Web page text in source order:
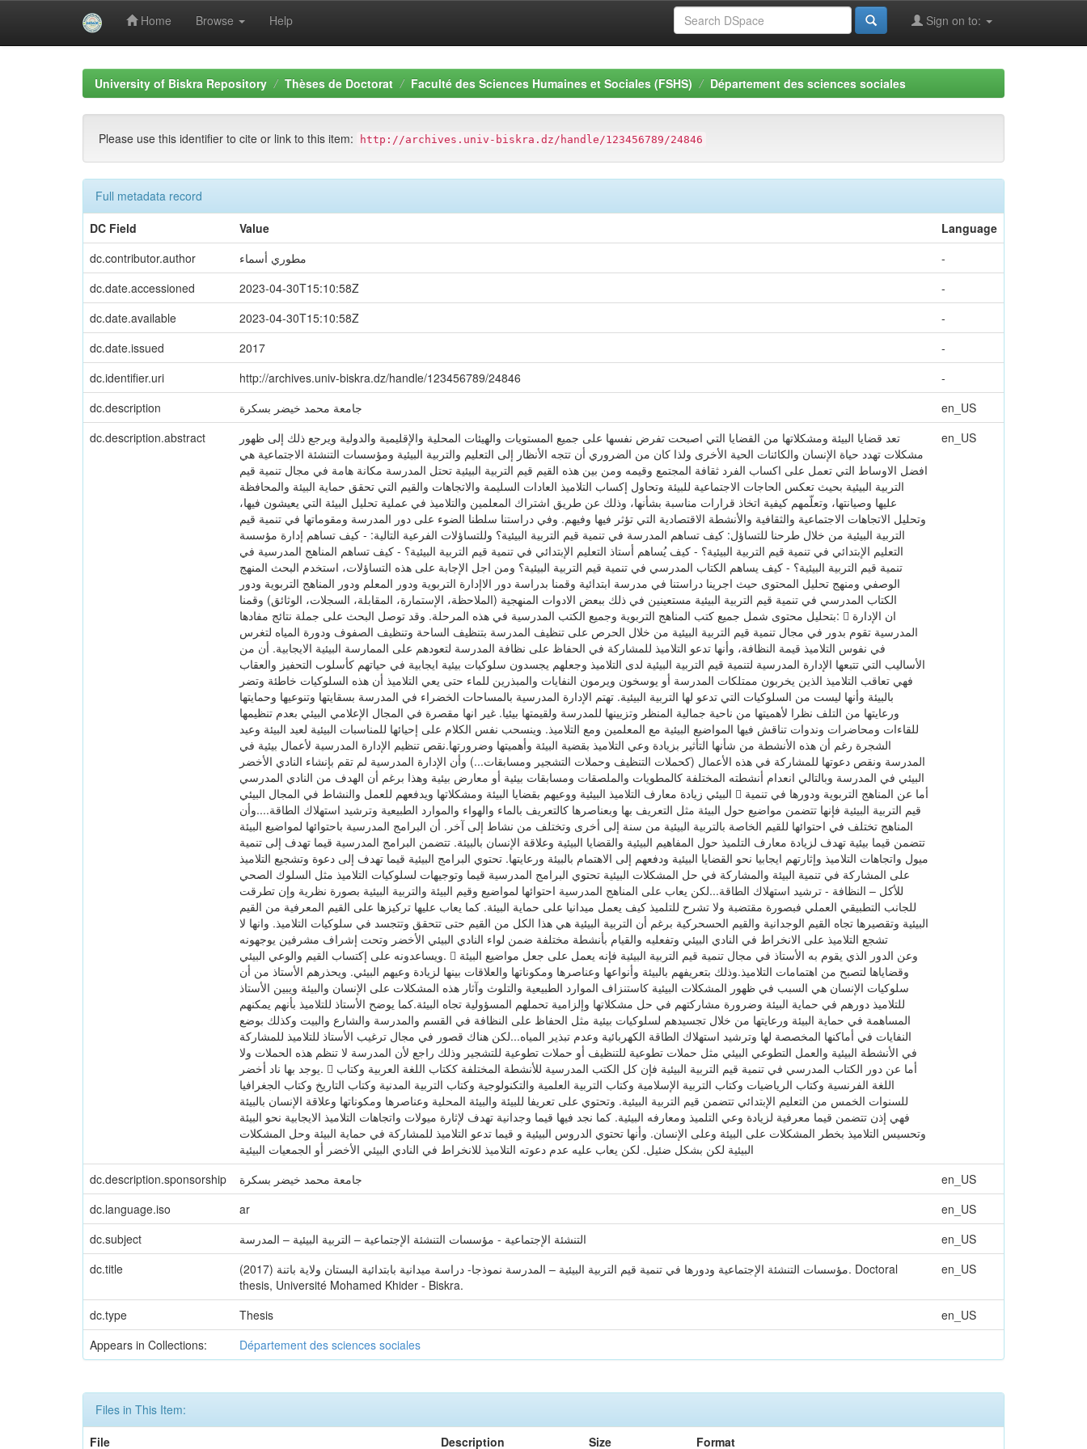
Home Browse Help Sign on to:
University of Biskra Repository Thèses de Doctorat Faculté des Sciences Humaines et Sociales (FSHS) Département des sciences sociales
Please use this identifier to cite or link to this item: http://archives.univ-biskra.dz/handle/123456789/24846
Full metadata record
DC Field
Value
Language
dc.contributor.author
مطوري أسماء
-
dc.date.accessioned
2023-04-30T15:10:58Z
-
dc.date.available
2023-04-30T15:10:58Z
-
dc.date.issued
2017
-
dc.identifier.uri
http://archives.univ-biskra.dz/handle/123456789/24846
-
dc.description
جامعة محمد خيضر بسكرة
en_US
dc.description.abstract
تعد قضايا البيئة ومشكلاتها من القضايا التي اصبحت تفرض نفسها على جميع المستويات والهيئات المحلية والإقليمية والدولية ويرجع ذلك إلى ظهور
مشكلات تهدد حياة الإنسان والكائنات الحية الأخرى ولذا كان من الضروري أن تتجه الأنظار إلى التعليم والتربية البيئية ومؤسسات التنشئة الاجتماعية هي
افضل الاوساط التي تعمل على اكساب الفرد ثقافة المجتمع وقيمه ومن بين هذه القيم قيم التربية البيئية تحتل المدرسة مكانة هامة في مجال تنمية قيم
التربية البيئية بحيث تعكس الحاجات الاجتماعية للبيئة وتحاول إكساب التلاميذ العادات السليمة والاتجاهات والقيم التي تحقق حماية البيئة والمحافظة
عليها وصيانتها، وتعلّمهم كيفية اتخاذ قرارات مناسبة بشأنها، وذلك عن طريق اشتراك المعلمين والتلاميذ في عملية تحليل البيئة التي يعيشون فيها،
وتحليل الاتجاهات الاجتماعية والثقافية والأنشطة الاقتصادية التي تؤثر فيها وفيهم. وفي دراستنا سلطنا الضوء على دور المدرسة ومقوماتها في تنمية قيم
التربية البيئية من خلال طرحنا للتساؤل: كيف تساهم المدرسة في تنمية قيم التربية البيئية؟ وللتساؤلات الفرعية التالية: - كيف تساهم إدارة مؤسسة
التعليم الإبتدائي في تنمية قيم التربية البيئية؟ - كيف يُساهم أستاذ التعليم الإبتدائي في تنمية قيم التربية البيئية؟ - كيف تساهم المناهج المدرسية في
تنمية قيم التربية البيئية؟ - كيف يساهم الكتاب المدرسي في تنمية قيم التربية البيئية؟ ومن اجل الإجابة على هذه التساؤلات، استخدم البحث المنهج
الوصفي ومنهج تحليل المحتوى حيث اجرينا دراستنا في مدرسة ابتدائية وقمنا بدراسة دور الاإدارة التربوية ودور المعلم ودور المناهج التربوية ودور
الكتاب المدرسي في تنمية قيم التربية البيئية مستعينين في ذلك ببعض الادوات المنهجية (الملاحظة، الإستمارة، المقابلة، السجلات، الوثائق) وقمنا
بتحليل محتوى شمل جميع كتب المناهج التربوية وجميع الكتب المدرسية في هذه المرحلة. وقد توصل البحث على جملة نتائج مفادها:  ان الإدارة
المدرسية تقوم بدور في مجال تنمية قيم التربية البيئية من خلال الحرص على تنظيف المدرسة بتنظيف الساحة وتنظيف الصفوف ودورة المياه لتغرس
في نفوس التلاميذ قيمة النظافة، وأنها تدعو التلاميذ للمشاركة في الحفاظ على نظافة المدرسة لتعودهم على الممارسة البيئية الايجابية. أن من
الأساليب التي تتبعها الإدارة المدرسية لتنمية قيم التربية البيئية لدى التلاميذ وجعلهم يجسدون سلوكيات بيئية ايجابية في حياتهم كأسلوب التحفيز والعقاب
فهي تعاقب التلاميذ الذين يخربون ممتلكات المدرسة أو يوسخون ويرمون النفايات والمبذرين للماء حتى يعي التلاميذ أن هذه السلوكيات خاطئة وتضر
بالبيئة وأنها ليست من السلوكيات التي تدعو لها التربية البيئية. تهتم الإدارة المدرسية بالمساحات الخضراء في المدرسة بسقايتها وتنوعيها وحمايتها
ورعايتها من التلف نظرا لأهميتها من ناحية جمالية المنظر وتزيينها للمدرسة ولقيمتها بيئيا. غير انها مقصرة في المجال الإعلامي البيئي بعدم تنظيمها
للقاءات ومحاضرات وندوات تناقش فيها المواضيع البيئية مع المعلمين ومع التلاميذ. وينسحب نفس الكلام على إحيائها للمناسبات البيئية لعيد البيئة وعيد
الشجرة رغم أن هذه الأنشطة من شأنها التأثير بزيادة وعي التلاميذ بقضية البيئة وأهميتها وضرورتها.نقص تنظيم الإدارة المدرسية لأعمال بيئية في
المدرسة ونقص دعوتها للمشاركة في هذه الأعمال (كحملات التنظيف وحملات التشجير ومسابقات...) وأن الإدارة المدرسية لم تقم بإنشاء النادي الأخضر
البيئي في المدرسة وبالتالي انعدام أنشطته المختلفة كالمطويات والملصقات ومسابقات بيئية أو معارض بيئية وهذا برغم أن الهدف من النادي المدرسي
البيئي زيادة معارف التلاميذ البيئية ووعيهم بقضايا البيئة ومشكلاتها ويدفعهم للعمل والنشاط في المجال البيئي  أما عن المناهج التربوية ودورها في تنمية
قيم التربية البيئية فإنها تتضمن مواضيع حول البيئة مثل التعريف بها وبعناصرها كالتعريف بالماء والهواء والموارد الطبيعية وترشيد استهلاك الطاقة....وأن
المناهج تختلف في احتوائها للقيم الخاصة بالتربية البيئية من سنة إلى أخرى وتختلف من نشاط إلى آخر. أن البرامج المدرسية باحتوائها لمواضيع البيئة
تتضمن قيما بيئية تهدف لزيادة معارف التلميذ حول المفاهيم البيئية والقضايا البيئية وعلاقة الإنسان بالبيئة. تتضمن البرامج المدرسية قيما تهدف إلى تنمية
ميول واتجاهات التلاميذ وإثارتهم ايجابيا نحو القضايا البيئية ودفعهم إلى الاهتمام بالبيئة ورعايتها. تحتوي البرامج البيئية قيما تهدف إلى دعوة وتشجيع التلاميذ
على المشاركة في تنمية البيئة والمشاركة في حل المشكلات البيئية تحتوي البرامج المدرسية قيما وتوجيهات لسلوكيات التلاميذ مثل السلوك الصحي
للأكل – النظافة - ترشيد استهلاك الطاقة...لكن يعاب على المناهج المدرسية احتوائها لمواضيع وقيم البيئة والتربية البيئية بصورة نظرية وإن تطرقت
للجانب التطبيقي العملي فبصورة مقتضبة ولا تشرح للتلميذ كيف يعمل ميدانيا على حماية البيئة. كما يعاب عليها تركيزها على القيم المعرفية من القيم
البيئية وتقصيرها تجاه القيم الوجدانية والقيم الحسحركية برغم أن التربية البيئية هي هذا الكل من القيم حتى تتحقق وتتجسد في سلوكيات التلاميذ. وانها لا
تشجع التلاميذ على الانخراط في النادي البيئي وتفعليه والقيام بأنشطة مختلفة ضمن لواء النادي البيئي الأخضر وتحت إشراف مشرفين يوجهونه
ويساعدونه على إكتساب القيم والوعي البيئي.  وعن الدور الذي يقوم به الأستاذ في مجال تنمية قيم التربية البيئية فإنه يعمل على جعل مواضيع البيئة
وقضاياها لتصبح من اهتمامات التلاميذ.وذلك بتعريفهم بالبيئة وأنواعها وعناصرها ومكوناتها والعلاقات بينها لزيادة وعيهم البيئي. ويحذرهم الأستاذ من أن
سلوكيات الإنسان هي السبب في ظهور المشكلات البيئية كاستنزاف الموارد الطبيعية والتلوث وآثار هذه المشكلات على الإنسان والبيئة ويبين الأستاذ
للتلاميذ دورهم في حماية البيئة وضرورة مشاركتهم في حل مشكلاتها وإلزامية تحملهم المسؤولية تجاه البيئة.كما يوضح الأستاذ للتلاميذ بأنهم يمكنهم
المساهمة في حماية البيئة ورعايتها من خلال تجسيدهم لسلوكيات بيئية مثل الحفاظ على النظافة في القسم والمدرسة والشارع والبيت وكذلك بوضع
النفايات في أماكنها المخصصة لها وترشيد استهلاك الطاقة الكهربائية وعدم تبذير المياه...لكن هناك قصور في مجال ترغيب الأستاذ للتلاميذ للمشاركة
في الأنشطة البيئية والعمل التطوعي البيئي مثل حملات تطوعية للتنظيف أو حملات تطوعية للتشجير وذلك راجع لأن المدرسة لا تنظم هذه الحملات ولا
يوجد بها ناد أخضر.  أما عن دور الكتاب المدرسي في تنمية قيم التربية البيئية فإن كل الكتب المدرسية للأنشطة المختلفة ككتاب اللغة العربية وكتاب
اللغة الفرنسية وكتاب الرياضيات وكتاب التربية الإسلامية وكتاب التربية العلمية والتكنولوجية وكتاب التربية المدنية وكتاب التاريخ وكتاب الجغرافيا
للسنوات الخمس من التعليم الإبتدائي تتضمن قيم التربية البيئية. وتحتوي على تعريفا للبيئة والبيئة المحلية وعناصرها ومكوناتها وعلاقة الإنسان بالبيئة
فهي إذن تتضمن قيما معرفية لزيادة وعي التلميذ ومعارفه البيئية. كما نجد فيها قيما وجدانية تهدف لإثارة ميولات واتجاهات التلاميذ الايجابية نحو البيئة
وتحسيس التلاميذ بخطر المشكلات على البيئة وعلى الإنسان. وأنها تحتوي الدروس البيئية و قيما تدعو التلاميذ للمشاركة في حماية البيئة وحل المشكلات
البيئية لكن بشكل ضئيل. لكن يعاب عليه عدم دعوته التلاميذ للانخراط في النادي البيئي الأخضر أو الجمعيات البيئية
en_US
dc.description.sponsorship جامعة محمد خيضر بسكرة
en_US
dc.language.iso
ar
en_US
dc.subject
التنشئة الإجتماعية - مؤسسات التنشئة الإجتماعية – التربية البيئية – المدرسة
en_US
dc.title
(2017) مؤسسات التنشئة الإجتماعية ودورها في تنمية قيم التربية البيئية – المدرسة نموذجا- دراسة ميدانية بابتدائية البستان ولاية باتنة. Doctoral
thesis, Université Mohamed Khider - Biskra.
en_US
dc.type Thesis
en_US
Appears in Collections:
Département des sciences sociales
Files in This Item:
File
Description Size Format